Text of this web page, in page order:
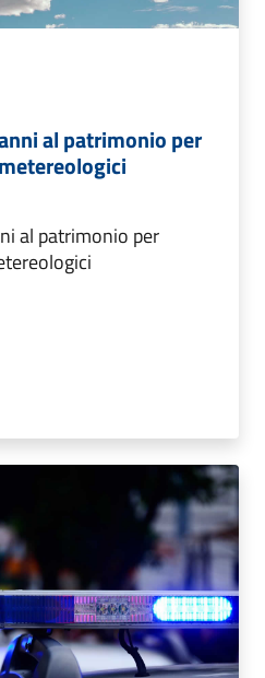
al patrimonio per
al patrimonio per